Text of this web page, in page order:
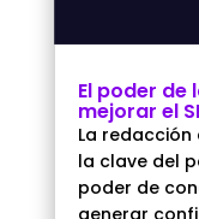
El poder
mejorar el
La redacción
la clave del
poder de
generar